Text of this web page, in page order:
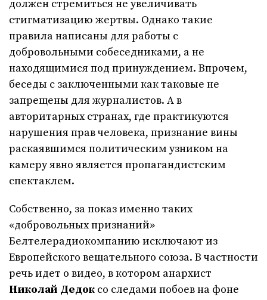
должен стремиться не увеличивать
стигматизацию жертвы. Однако такие
правила написаны для работы с
добровольными собеседниками, а не
находящимися под принуждением. Впрочем,
беседы с заключенными как таковые не
запрещены для журналистов. А в
авторитарных странах, где практикуются
нарушения прав человека, признание вины
раскаявшимся политическим узником на
камеру явно является пропагандистским
спектаклем.
Собственно, за показ именно таких
«добровольных признаний»
Белтелерадиокомпанию исключают из
Европейского вещательного союза. В частности
речь идет о видео, в котором анархист
Николай Дедок со следами побоев на фоне